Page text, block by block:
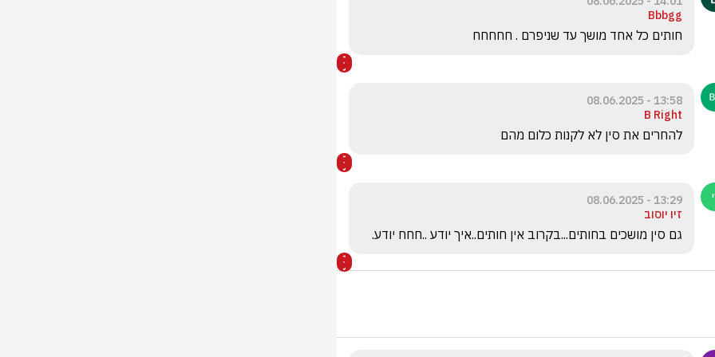
Bbbgg
חותים כל אחד מושך עד שניפרם . חחחחח
13:58 - 08.06.2025
B Right
להחרים את סין לא לקנות כלום מהם
13:29 - 08.06.2025
זיו יוסוב
גם סין מושכים בחותים...בקרוב אין חותים..איך יודע ..חחח יודע.